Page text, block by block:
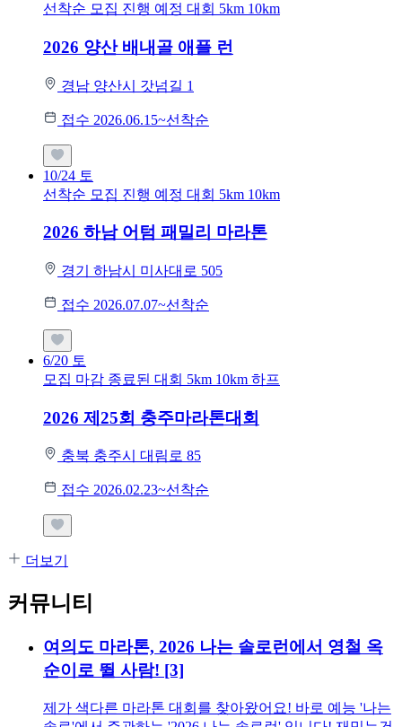
선착순 모집 진행 예정 대회 5km 10km
2026 양산 배내골 애플 런
경남 양산시 갓넘길 1
접수 2026.06.15~선착순
10/24 토
선착순 모집 진행 예정 대회 5km 10km
2026 하남 어텀 패밀리 마라톤
경기 하남시 미사대로 505
접수 2026.07.07~선착순
6/20 토
모집 마감 종료된 대회 5km 10km 하프
2026 제25회 충주마라톤대회
충북 충주시 대림로 85
접수 2026.02.23~선착순
더보기
커뮤니티
여의도 마라톤, 2026 나는 솔로런에서 영철 옥
순이로 뛸 사람! [3]
제가 색다른 마라톤 대회를 찾아왔어요! 바로 예능 '나는